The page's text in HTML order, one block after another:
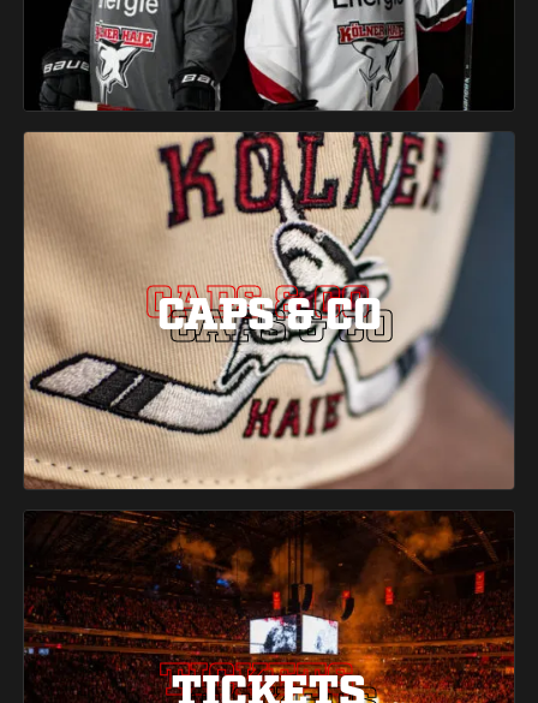
CAPS & CO
CAPS & CO
CAPS & CO
TICKETS
TICKETS